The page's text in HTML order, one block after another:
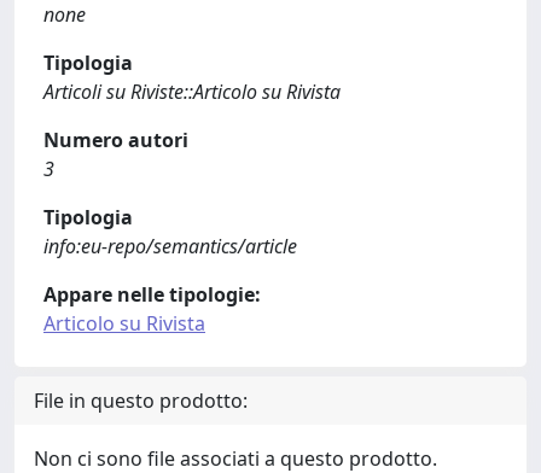
none
Tipologia
Articoli su Riviste::Articolo su Rivista
Numero autori
3
Tipologia
info:eu-repo/semantics/article
Appare nelle tipologie:
Articolo su Rivista
File in questo prodotto:
Non ci sono file associati a questo prodotto.